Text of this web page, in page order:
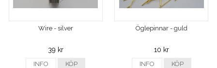
Wire - silver
39 kr
INFO KÖP
Öglepinnar - guld
10 kr
INFO KÖP